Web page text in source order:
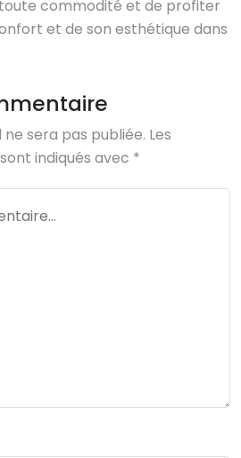
commodité et de profiter
et de son esthétique dans
sera pas publiée. Les
indiqués avec *